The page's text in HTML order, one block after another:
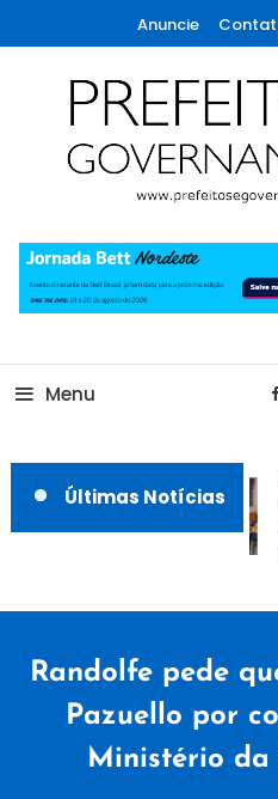
To
Content
Anuncie
Prefeitos &
Menu
Últimas Notícias
Randolfe pede
Pazuello por
Ministério da